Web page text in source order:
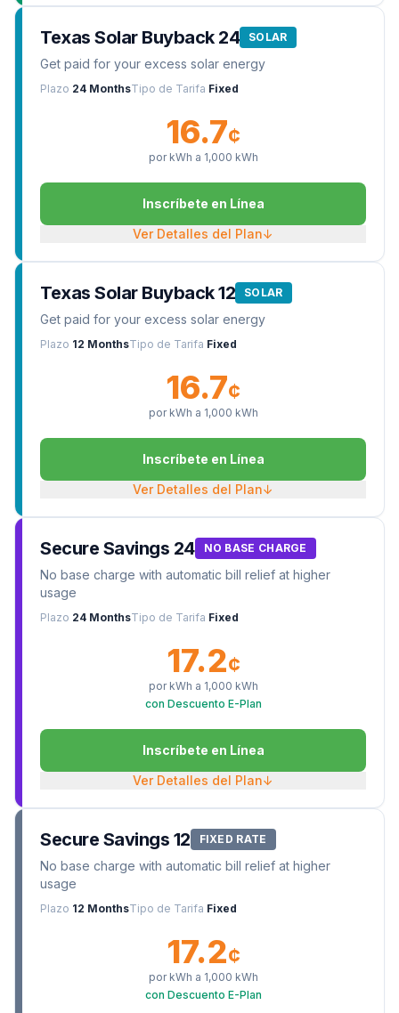
Texas Solar Buyback 24 SOLAR
Get paid for your excess solar energy
Plazo 24 MonthsTipo de Tarifa Fixed
16.7¢
por kWh a 1,000 kWh
Inscríbete en Línea
Ver Detalles del Plan↓
Texas Solar Buyback 12 SOLAR
Get paid for your excess solar energy
Plazo 12 MonthsTipo de Tarifa Fixed
16.7¢
por kWh a 1,000 kWh
Inscríbete en Línea
Ver Detalles del Plan↓
Secure Savings 24 NO BASE CHARGE
No base charge with automatic bill relief at higher
usage
Plazo 24 MonthsTipo de Tarifa Fixed
17.2¢
por kWh a 1,000 kWh
con Descuento E-Plan
Inscríbete en Línea
Ver Detalles del Plan↓
Secure Savings 12 FIXED RATE
No base charge with automatic bill relief at higher
usage
Plazo 12 MonthsTipo de Tarifa Fixed
17.2¢
por kWh a 1,000 kWh
con Descuento E-Plan